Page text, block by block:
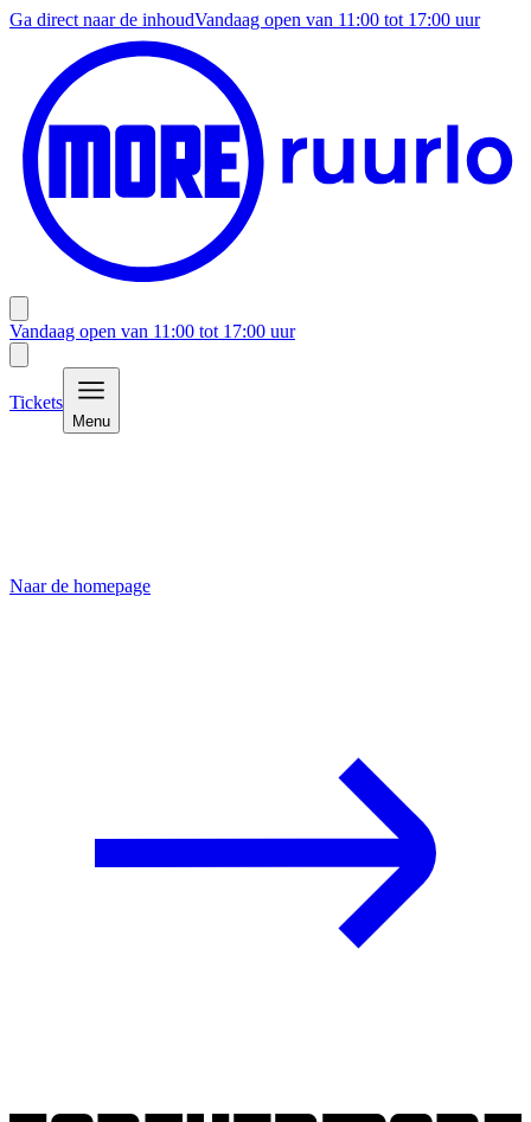
Ga direct naar de inhoudVandaag open van 11:00 tot 17:00 uur
Vandaag open van 11:00 tot 17:00 uur
Tickets
Menu
Naar de homepage